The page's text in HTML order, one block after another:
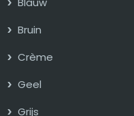
Bruin
Crème
Geel
Grijs